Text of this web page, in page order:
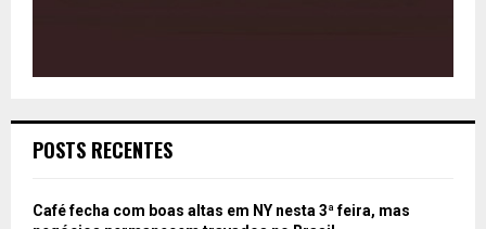
POSTS RECENTES
Café fecha com boas altas em NY nesta 3ª feira, mas